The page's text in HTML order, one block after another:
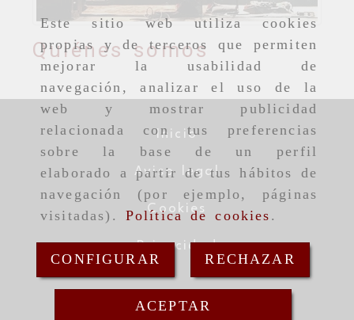
Este sitio web utiliza cookies
propias y de terceros que permiten
mejorar la usabilidad de
navegación, analizar el uso de la
web y mostrar publicidad
relacionada con tus preferencias
sobre la base de un perfil
elaborado a partir de tus hábitos de
navegación (por ejemplo, páginas
visitadas). Política de cookies .
CONFIGURAR RECHAZAR
ACEPTAR
Quiénes somos
Inicio
Aviso legal
Cookies
Privacidad